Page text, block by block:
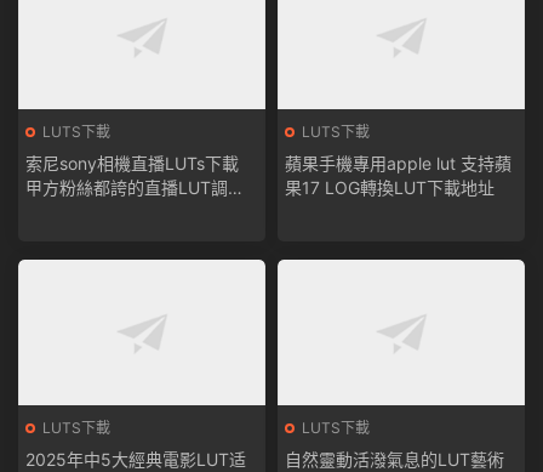
LUTS下載
索尼sony相機直播LUTs下載
甲方粉絲都誇的直播LUT調色
LUTS下載
蘋果手機專用apple lut 支持蘋
果17 LOG轉換LUT下載地址
LUTS下載
2025年中5大經典電影LUT适
LUTS下載
自然靈動活潑氣息的LUT藝術